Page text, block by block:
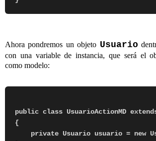
Ahora pondremos un objeto Usuario
con una variable de instancia, que será el
como modelo:
public class UsuarioActionMD
{
private Usuario usuario =